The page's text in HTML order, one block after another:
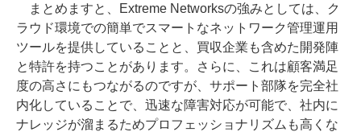
まとめますと、Extreme Networksの強みとしては、ク
ラウド環境での簡単でスマートなネットワーク管理運用
ツールを提供していることと、買収企業も含めた開発陣
と特許を持つことがあります。さらに、これは顧客満足
度の高さにもつながるのですが、サポート部隊を完全社
内化していることで、迅速な障害対応が可能で、社内に
ナレッジが溜まるためプロフェッショナリズムも高くな